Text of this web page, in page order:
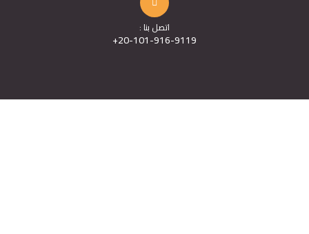
اتصل بنا :
20-101-916-9119+